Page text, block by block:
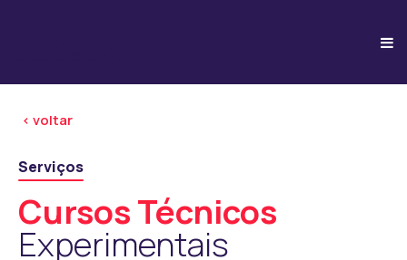
< voltar
Serviços
Cursos Técnicos
Experimentais